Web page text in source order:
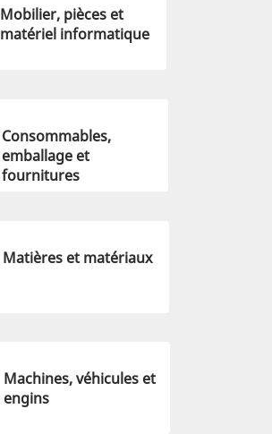
Mobilier, pièces et
matériel informatique
Consommables,
emballage et
fournitures
Matières et matériaux
Machines, véhicules et
engins